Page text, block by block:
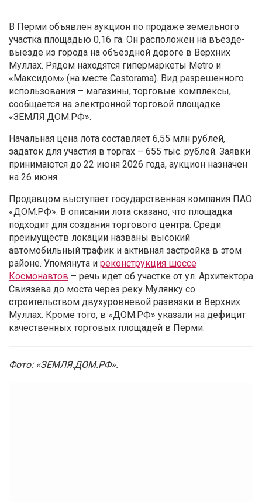
В Перми объявлен аукцион по продаже земельного
участка площадью 0,16 га. Он расположен на въезде-
выезде из города на объездной дороге в Верхних
Муллах. Рядом находятся гипермаркеты Metro и
«Максидом» (на месте Castorama). Вид разрешенного
использования – магазины, торговые комплексы,
сообщается на электронной торговой площадке
«ЗЕМЛЯ.ДОМ.РФ».
Начальная цена лота составляет 6,55 млн рублей,
задаток для участия в торгах – 655 тыс. рублей. Заявки
принимаются до 22 июня 2026 года, аукцион назначен
на 26 июня.
Продавцом выступает государственная компания ПАО
«ДОМ.РФ». В описании лота сказано, что площадка
подходит для создания торгового центра. Среди
преимуществ локации названы высокий
автомобильный трафик и активная застройка в этом
районе. Упомянута и реконструкция шоссе
Космонавтов – речь идет об участке от ул. Архитектора
Свиязева до моста через реку Мулянку со
строительством двухуровневой развязки в Верхних
Муллах. Кроме того, в «ДОМ.РФ» указали на дефицит
качественных торговых площадей в Перми.
Фото: «ЗЕМЛЯ.ДОМ.РФ».